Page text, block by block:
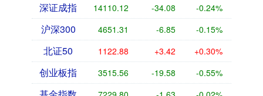
深证成指 14110.12 -34.08 -0.24%
沪深300 4651.31 -6.85 -0.15%
北证50 1122.88 +3.42 +0.30%
创业板指 3515.56 -19.58 -0.55%